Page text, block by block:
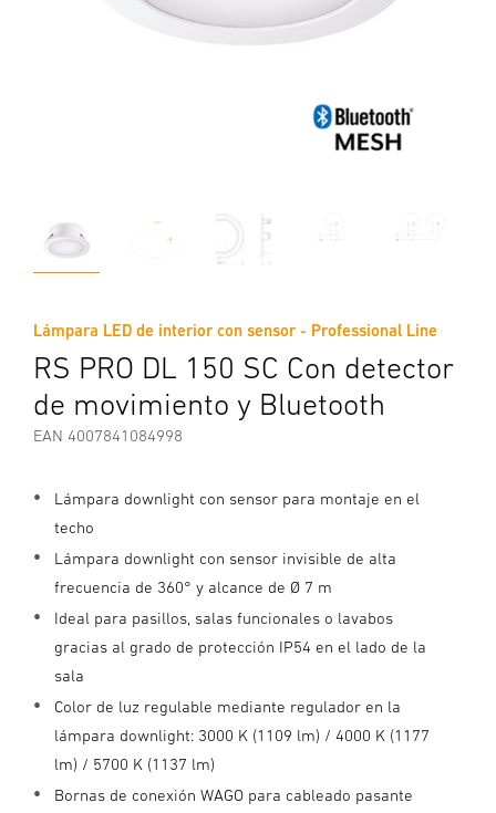
Lámpara LED de interior con sensor - Professional Line
RS PRO DL 150 SC Con detector
de movimiento y Bluetooth
EAN 4007841084998
Lámpara downlight con sensor para montaje en el
techo
Lámpara downlight con sensor invisible de alta
frecuencia de 360° y alcance de Ø 7 m
Ideal para pasillos, salas funcionales o lavabos
gracias al grado de protección IP54 en el lado de la
sala
Color de luz regulable mediante regulador en la
lámpara downlight: 3000 K (1109 lm) / 4000 K (1177
lm) / 5700 K (1137 lm)
Bornas de conexión WAGO para cableado pasante